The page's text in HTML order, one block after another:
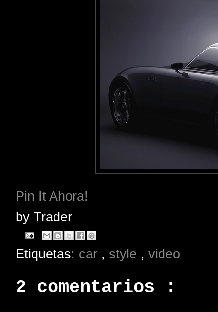
Pin It Ahora!
by Trader
Etiquetas: car , style , video
2 comentarios :